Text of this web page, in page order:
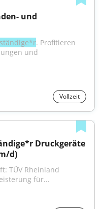
und
. Profitieren
und
Vollzeit
Druckgeräte
d)
TÜV Rheinland
für...